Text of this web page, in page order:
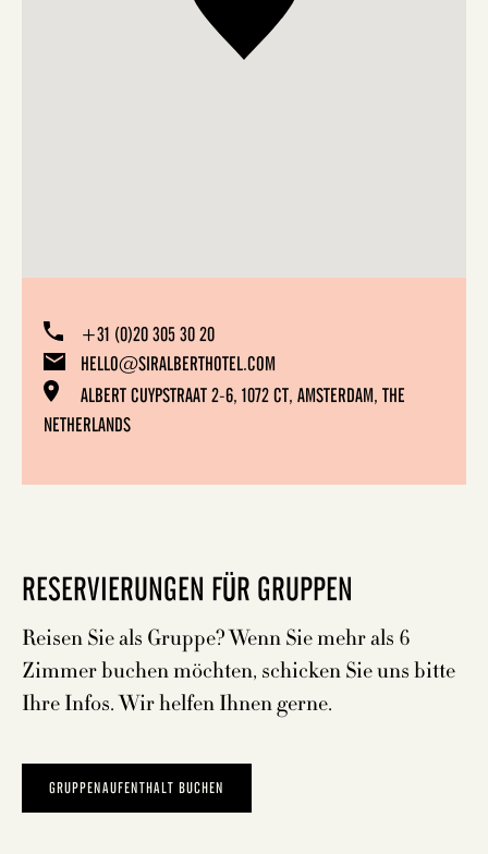
+31 (0)20 305 30 20
HELLO@SIRALBERTHOTEL.COM
ALBERT CUYPSTRAAT 2-6, 1072 CT, AMSTERDAM, THE
NETHERLANDS
RESERVIERUNGEN FÜR GRUPPEN
Reisen Sie als Gruppe? Wenn Sie mehr als 6
Zimmer buchen möchten, schicken Sie uns bitte
Ihre Infos. Wir helfen Ihnen gerne.
GRUPPENAUFENTHALT BUCHEN